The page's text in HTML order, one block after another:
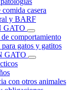
comida casera
y BARF
GATO
comportamiento
gatos y gatitos
GATO
con otros animales